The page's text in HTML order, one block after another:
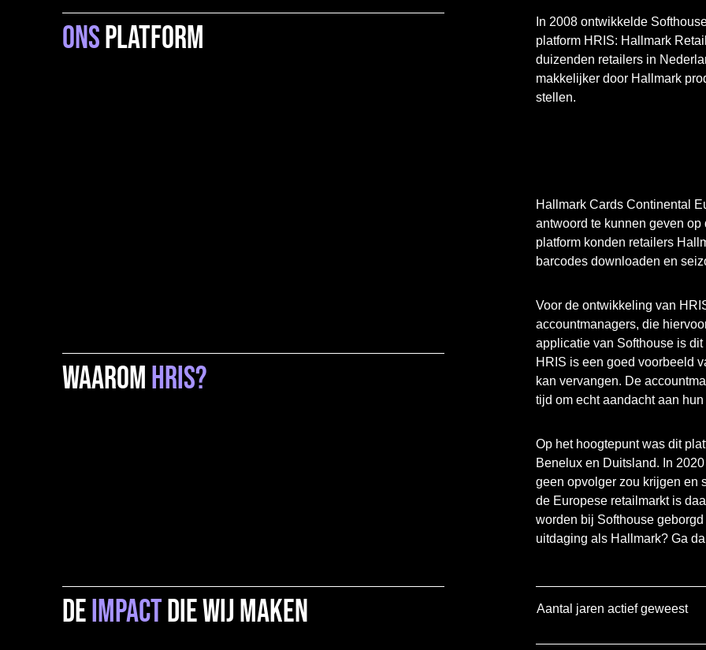
Onsplatform
In 2008 ontwikkelde
platform HRIS: Hallmark
duizenden retailers in
makkelijker door Hallmark
stellen.
Hallmark Cards Continental
antwoord te kunnen geven
platform konden retailers
barcodes downloaden en
Voor de ontwikkeling van
accountmanagers, die
applicatie van Softhouse is
WaaromHRIS?
HRIS is een goed voorbeeld
kan vervangen. De
tijd om echt aandacht aan
Op het hoogtepunt was dit
Benelux en Duitsland. In
geen opvolger zou krijgen en
de Europese retailmarkt is
worden bij Softhouse
uitdaging als Hallmark? Ga
Deimpactdie wij maken Aantal jaren actief geweest